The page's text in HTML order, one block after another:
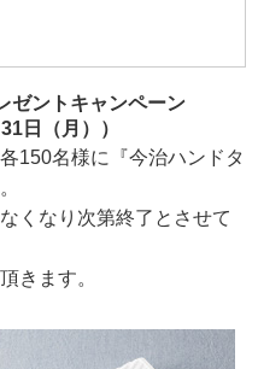
ントキャンペーン
日（月））
150名様に『今治ハンドタ
くなり次第終了とさせて
きます。